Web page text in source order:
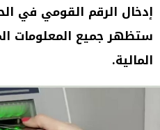
إدخال الرقم القومي في
ستظهر جميع المعلومات
المالية.